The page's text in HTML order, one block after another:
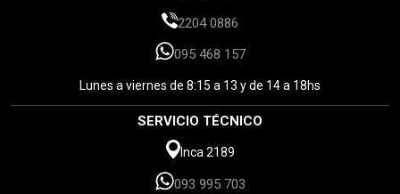
2204 0886
095 468 157
Lunes a viernes de 8:15 a 13 y de 14 a 18hs
SERVICIO TÉCNICO
Inca 2189
093 995 703